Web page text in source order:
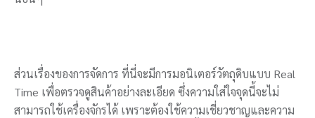
ส่วนเรื่องของการจัดการ ที่นี่จะมีการมอนิเตอร์วัตถุดิบแบบ Real
Time เพื่อตรวจดูสินค้าอย่างละเอียด ซึ่งความใส่ใจจุดนี้จะไม่
สามารถใช้เครื่องจักรได้ เพราะต้องใช้ความเชี่ยวชาญและความ